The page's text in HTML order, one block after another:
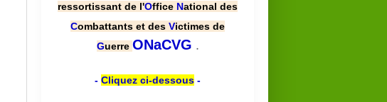
ressortissant de l'Office National des
Combattants et des Victimes de
Guerre ONaCVG .
- Cliquez ci-dessous -